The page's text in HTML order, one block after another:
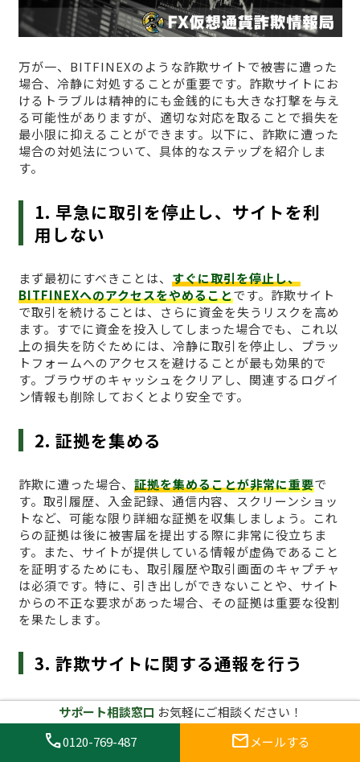
万が一、BITFINEXのような詐欺サイトで被害に遭った
場合、冷静に対処することが重要です。詐欺サイトにお
けるトラブルは精神的にも金銭的にも大きな打撃を与え
る可能性がありますが、適切な対応を取ることで損失を
最小限に抑えることができます。以下に、詐欺に遭った
場合の対処法について、具体的なステップを紹介しま
す。
1. 早急に取引を停止し、サイトを利
用しない
まず最初にすべきことは、 すぐに取引を停止し、
BITFINEXへのアクセスをやめることです。詐欺サイト
で取引を続けることは、さらに資金を失うリスクを高め
ます。すでに資金を投入してしまった場合でも、これ以
上の損失を防ぐためには、冷静に取引を停止し、プラッ
トフォームへのアクセスを避けることが最も効果的で
す。ブラウザのキャッシュをクリアし、関連するログイ
ン情報も削除しておくとより安全です。
2. 証拠を集める
詐欺に遭った場合、 証拠を集めることが非常に重要で
す。取引履歴、入金記録、通信内容、スクリーンショッ
トなど、可能な限り詳細な証拠を収集しましょう。これ
らの証拠は後に被害届を提出する際に非常に役立ちま
す。また、サイトが提供している情報が虚偽であること
を証明するためにも、取引履歴や取引画面のキャプチャ
は必須です。特に、引き出しができないことや、サイト
からの不正な要求があった場合、その証拠は重要な役割
を果たします。
3. 詐欺サイトに関する通報を行う
詐欺行為を通報することが必要です。日本国内の
場合、仮想通貨に関する詐欺の被害は、金融庁や消費者
庁などの公的機関に報告することができます。また、イ
サポート相談窓口 お気軽にご相談ください！
call0120-769-487 mail メールする